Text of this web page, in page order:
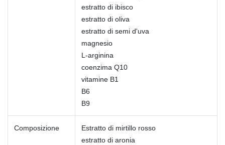
estratto di ibisco
estratto di oliva
estratto di semi d'uva
magnesio
L-arginina
coenzima Q10
vitamine B1
B6
B9
Composizione
Estratto di mirtillo rosso
estratto di aronia